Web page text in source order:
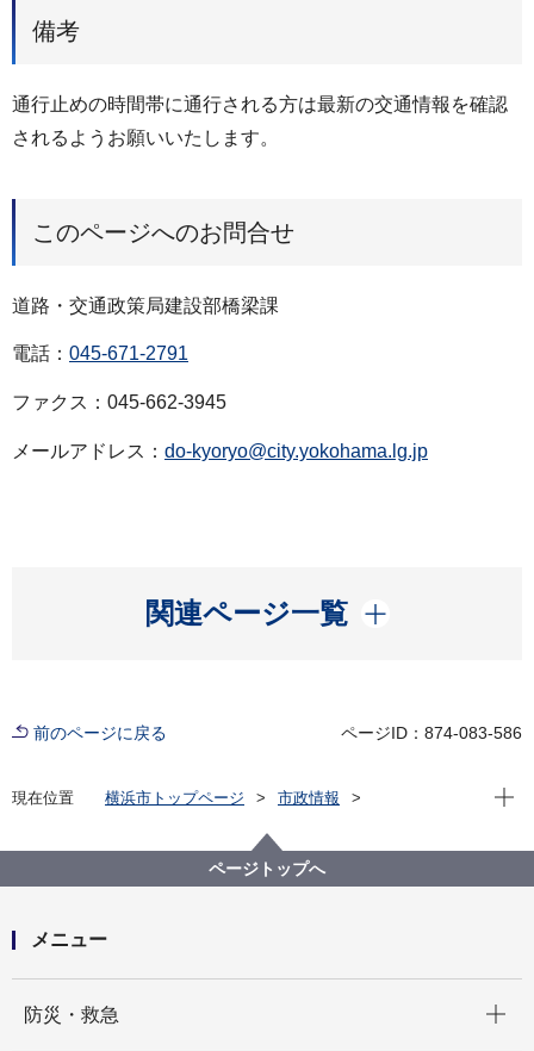
備考
通行止めの時間帯に通行される方は最新の交通情報を確認
されるようお願いいたします。
このページへのお問合せ
道路・交通政策局建設部橋梁課
電話： 045-671-2791
ファクス：045-662-3945
メールアドレス： do-kyoryo@city.yokohama.lg.jp
関連ページ一覧
開く
前のページに戻る ページID：874-083-586
現在位置 横浜市トップページ
市政情報
記者発表 2022年度
夜間通行止めのお知らせ【国道16号保土ヶ谷バイパス
上川井IC（横須賀方向）】
現在
ページトップへ
メニュー
防災・救急